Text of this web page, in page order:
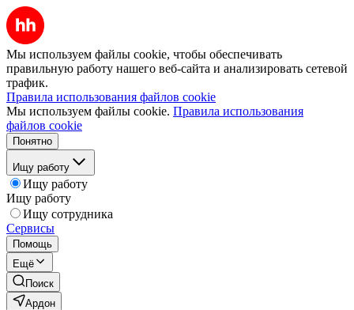
Мы используем файлы cookie, чтобы обеспечивать
правильную работу нашего веб-сайта и анализировать сетевой
трафик.
Правила использования файлов cookie
Мы используем файлы cookie. Правила использования
файлов cookie
Понятно
Ищу работу
Ищу работу
Ищу работу
Ищу сотрудника
Сервисы
Помощь
Ещё
Поиск
Ардон